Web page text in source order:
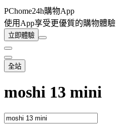
PChome24h購物App
使用App享受更優質的購物體驗
立即體驗
全站
moshi 13 mini